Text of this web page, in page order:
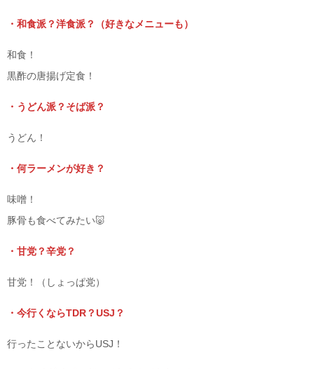
・和食派？洋食派？（好きなメニューも）
和食！
黒酢の唐揚げ定食！
・うどん派？そば派？
うどん！
・何ラーメンが好き？
味噌！
豚骨も食べてみたい🐷
・甘党？辛党？
甘党！（しょっぱ党）
・今行くならTDR？USJ？
行ったことないからUSJ！